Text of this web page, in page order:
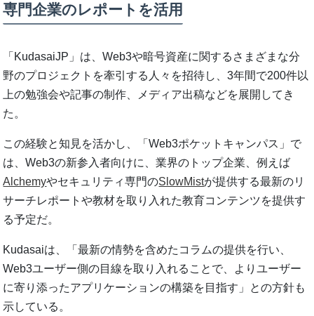
専門企業のレポートを活用
「KudasaiJP」は、Web3や暗号資産に関するさまざまな分
野のプロジェクトを牽引する人々を招待し、3年間で200件以
上の勉強会や記事の制作、メディア出稿などを展開してき
た。
この経験と知見を活かし、「Web3ポケットキャンパス」で
は、Web3の新参入者向けに、業界のトップ企業、例えば
Alchemyやセキュリティ専門のSlowMistが提供する最新のリ
サーチレポートや教材を取り入れた教育コンテンツを提供す
る予定だ。
Kudasaiは、「最新の情勢を含めたコラムの提供を行い、
Web3ユーザー側の目線を取り入れることで、よりユーザー
に寄り添ったアプリケーションの構築を目指す」との方針も
示している。